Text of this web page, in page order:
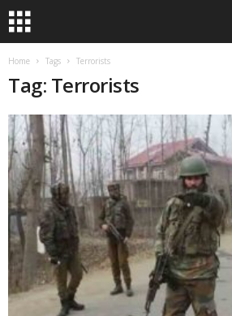
Home Tags Terrorists
Tag: Terrorists